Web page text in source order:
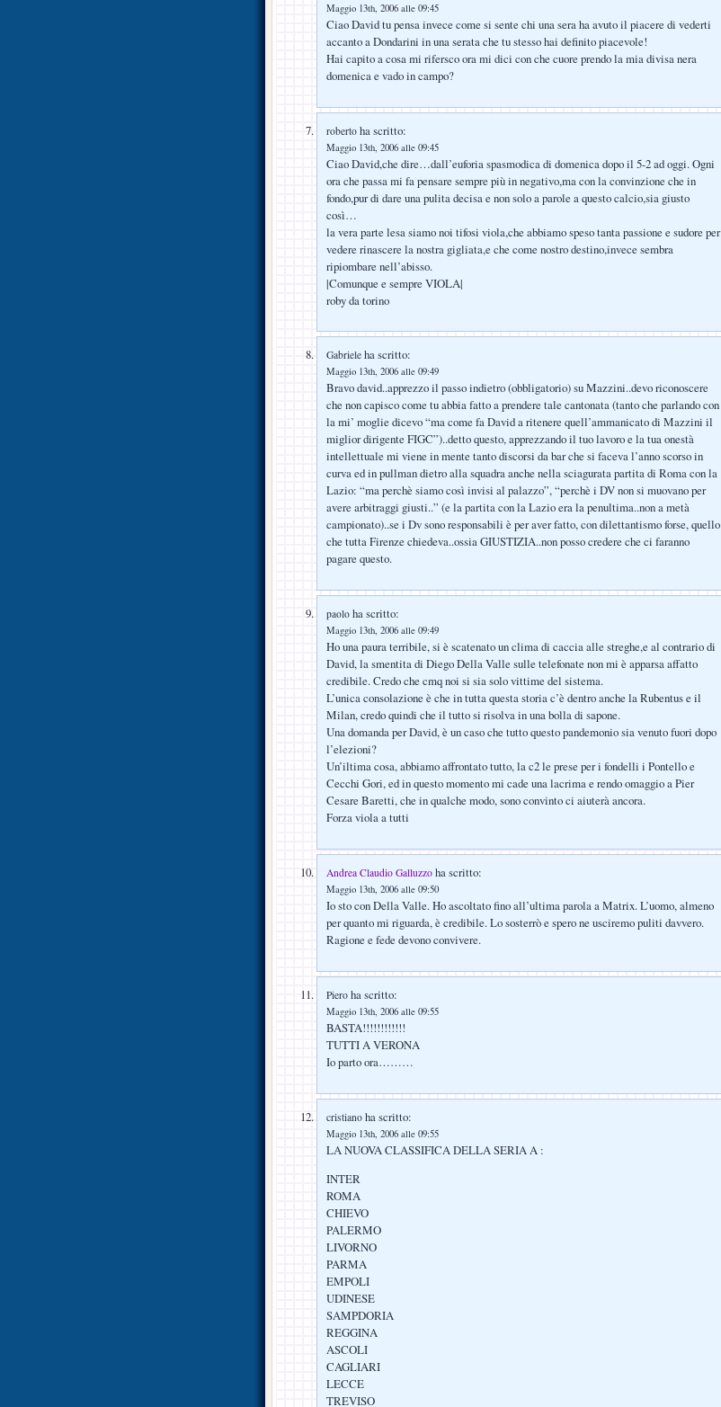
Maggio 13th, 2006 alle 09:45
Ciao David tu pensa invece come si sente chi una sera ha avuto il piacere di vederti
accanto a Dondarini in una serata che tu stesso hai definito piacevole!
Hai capito a cosa mi rifersco ora mi dici con che cuore prendo la mia divisa nera
domenica e vado in campo?
roberto ha scritto:
Maggio 13th, 2006 alle 09:45
Ciao David,che dire…dall’euforia spasmodica di domenica dopo il 5-2 ad oggi. Ogni
ora che passa mi fa pensare sempre più in negativo,ma con la convinzione che in
fondo,pur di dare una pulita decisa e non solo a parole a questo calcio,sia giusto
così…
la vera parte lesa siamo noi tifosi viola,che abbiamo speso tanta passione e sudore per
vedere rinascere la nostra gigliata,e che come nostro destino,invece sembra
ripiombare nell’abisso.
|Comunque e sempre VIOLA|
roby da torino
Gabriele ha scritto:
Maggio 13th, 2006 alle 09:49
Bravo david..apprezzo il passo indietro (obbligatorio) su Mazzini..devo riconoscere
che non capisco come tu abbia fatto a prendere tale cantonata (tanto che parlando con
la mi’ moglie dicevo “ma come fa David a ritenere quell’ammanicato di Mazzini il
miglior dirigente FIGC”)..detto questo, apprezzando il tuo lavoro e la tua onestà
intellettuale mi viene in mente tanto discorsi da bar che si faceva l’anno scorso in
curva ed in pullman dietro alla squadra anche nella sciagurata partita di Roma con la
Lazio: “ma perchè siamo così invisi al palazzo”, “perchè i DV non si muovano per
avere arbitraggi giusti..” (e la partita con la Lazio era la penultima..non a metà
campionato)..se i Dv sono responsabili è per aver fatto, con dilettantismo forse, quello
che tutta Firenze chiedeva..ossia GIUSTIZIA..non posso credere che ci faranno
pagare questo.
paolo ha scritto:
Maggio 13th, 2006 alle 09:49
Ho una paura terribile, si è scatenato un clima di caccia alle streghe,e al contrario di
David, la smentita di Diego Della Valle sulle telefonate non mi è apparsa affatto
credibile. Credo che cmq noi si sia solo vittime del sistema.
L’unica consolazione è che in tutta questa storia c’è dentro anche la Rubentus e il
Milan, credo quindi che il tutto si risolva in una bolla di sapone.
Una domanda per David, è un caso che tutto questo pandemonio sia venuto fuori dopo
l’elezioni?
Un’iltima cosa, abbiamo affrontato tutto, la c2 le prese per i fondelli i Pontello e
Cecchi Gori, ed in questo momento mi cade una lacrima e rendo omaggio a Pier
Cesare Baretti, che in qualche modo, sono convinto ci aiuterà ancora.
Forza viola a tutti
Andrea Claudio Galluzzo ha scritto:
Maggio 13th, 2006 alle 09:50
Io sto con Della Valle. Ho ascoltato fino all’ultima parola a Matrix. L’uomo, almeno
per quanto mi riguarda, è credibile. Lo sosterrò e spero ne usciremo puliti davvero.
Ragione e fede devono convivere.
Piero ha scritto:
Maggio 13th, 2006 alle 09:55
BASTA!!!!!!!!!!!!
TUTTI A VERONA
Io parto ora………
cristiano ha scritto:
Maggio 13th, 2006 alle 09:55
LA NUOVA CLASSIFICA DELLA SERIA A :
INTER
ROMA
CHIEVO
PALERMO
LIVORNO
PARMA
EMPOLI
UDINESE
SAMPDORIA
REGGINA
ASCOLI
CAGLIARI
LECCE
TREVISO